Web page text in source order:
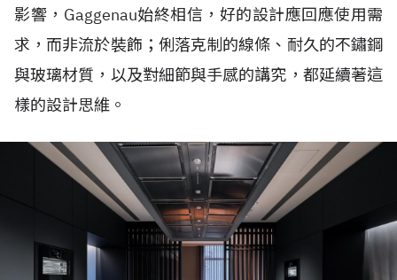
影響，Gaggenau始終相信，好的設計應回應使用需
求，而非流於裝飾；俐落克制的線條、耐久的不鏽鋼
與玻璃材質，以及對細節與手感的講究，都延續著這
樣的設計思維。